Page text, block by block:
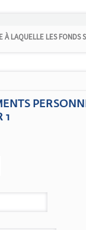
À LAQUELLE LES FONDS
1